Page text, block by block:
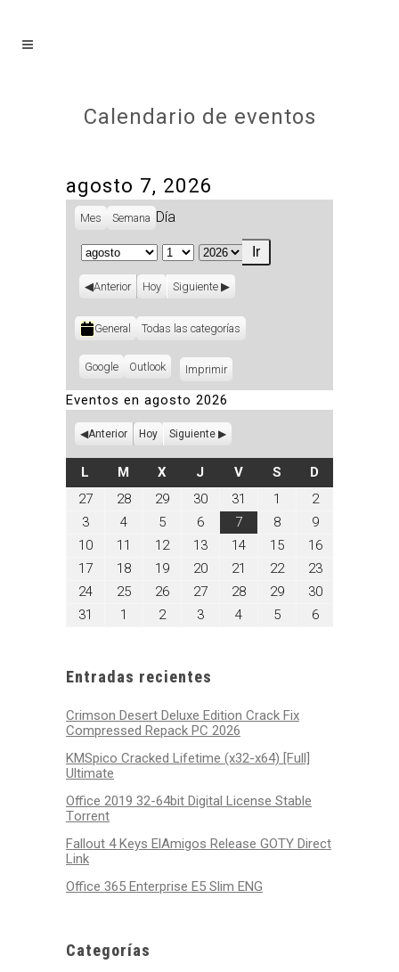
Calendario de eventos
agosto 7, 2026
Mes Semana Día
Mes
Día
Año
Anterior Hoy Siguiente
Categorías
General Todas las categorías
Subscribe
Google
Subscribe
Outlook ImprimirVistas
Eventos en agosto 2026
Anterior Hoy Siguiente
L LUNES
M MARTES
XMIÉRCOLES
J JUEVES
VVIERNES
SSÁBADO
D
27julio
28julio
29julio
30julio
30,
31
31,
1
agosto
2026
2agosto
2,
2026
3agosto
3,
2026
4agosto
4,
2026
5agosto
5,
2026
6agosto
6,
2026
7agosto
7,
2026
8agosto
8,
2026
9agosto
9,
2026
10agosto
10,
11
agosto
2026
12agosto
2026
13agosto
2026
14agosto
2026
15agosto
2026
16agosto
2026
17agosto
2026
18agosto
18,
2026
19agosto
2026
20agosto
20,
2026
21
agosto
2026
22agosto
2026
23agosto
23,
2026
24agosto
25agosto
26agosto
27agosto
28agosto
29agosto
30agosto
31
agosto
1
septiembre
2septiembre
3septiembre
4septiembre
5septiembre
6septiembre
Entradas recientes
Crimson Desert Deluxe Edition Crack Fix
Compressed Repack PC 2026
KMSpico Cracked Lifetime (x32-x64) [Full]
Ultimate
Office 2019 32-64bit Digital License Stable
Tоrrеnt
Fallout 4 Keys ElAmigos Release GOTY Direct
Link
Office 365 Enterprise E5 Slim ENG
Categorías